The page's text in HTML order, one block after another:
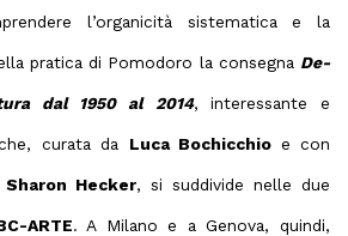
l’organicità sistematica e la
pratica di Pomodoro la consegna De-
dal 1950 al 2014, interessante e
curata da Luca Bochicchio e con
Sharon Hecker, si suddivide nelle due
ARTE. A Milano e a Genova, quindi,